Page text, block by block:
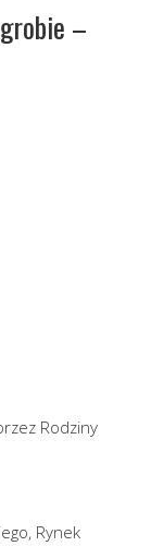
–
Rodziny
Rynek